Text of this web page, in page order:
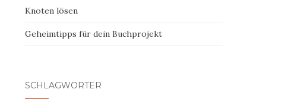
Knoten lösen
Geheimtipps für dein Buchprojekt
SCHLAGWÖRTER